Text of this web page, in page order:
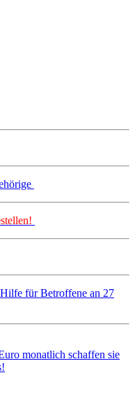
für Betroffene an 27
monatlich schaffen sie